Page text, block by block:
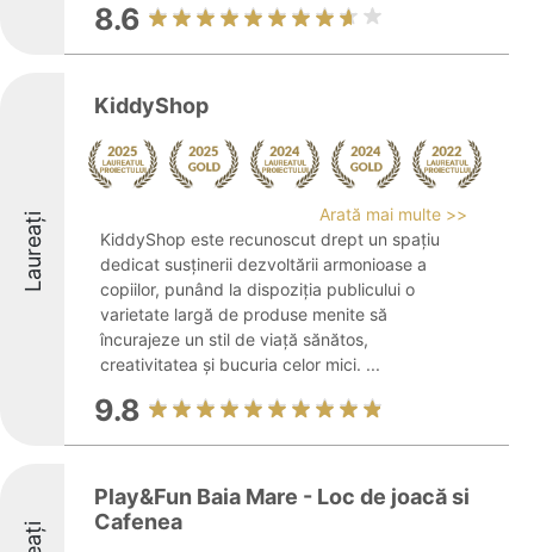
8.6
Laureați
KiddyShop
Arată mai multe >>
KiddyShop este recunoscut drept un spațiu
dedicat susținerii dezvoltării armonioase a
copiilor, punând la dispoziția publicului o
varietate largă de produse menite să
încurajeze un stil de viață sănătos,
creativitatea și bucuria celor mici. ...
9.8
Play&Fun Baia Mare - Loc de joacă si
Cafenea